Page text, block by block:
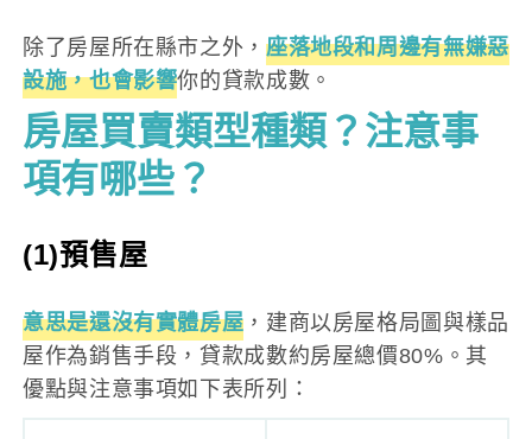
除了房屋所在縣市之外， 座落地段和周邊有無嫌惡
設施，也會影響你的貸款成數。
房屋買賣類型種類？注意事
項有哪些？
(1)預售屋
意思是還沒有實體房屋 ，建商以房屋格局圖與樣品
屋作為銷售手段，貸款成數約房屋總價80%。其
優點與注意事項如下表所列：